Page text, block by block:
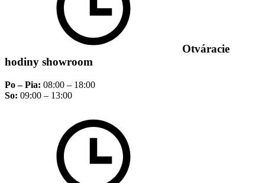
Otváracie
hodiny showroom
Po – Pia: 08:00 – 18:00
So: 09:00 – 13:00